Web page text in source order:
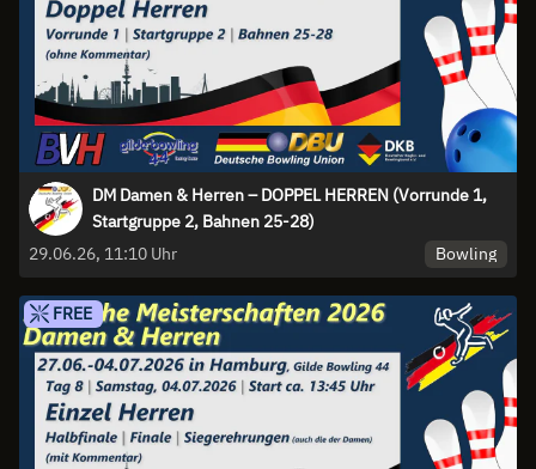
DM Damen & Herren – DOPPEL HERREN (Vorrunde 1,
Startgruppe 2, Bahnen 25-28)
29.06.26, 11:10 Uhr
Bowling
FREE